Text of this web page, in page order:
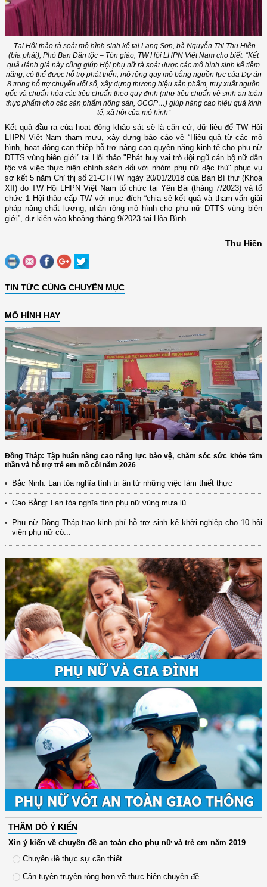
Tại Hội thảo rà soát mô hình sinh kế tại Lạng Sơn, bà Nguyễn Thị Thu Hiền
(bìa phải), Phó Ban Dân tộc – Tôn giáo, TW Hội LHPN Việt Nam cho biết: “Kết
quả đánh giá này cũng giúp Hội phụ nữ rà soát được các mô hình sinh kế tiềm
năng, có thể được hỗ trợ phát triển, mở rộng quy mô bằng nguồn lực của Dự án
8 trong hỗ trợ chuyển đổi số, xây dựng thương hiệu sản phẩm, truy xuất nguồn
gốc và chuẩn hóa các tiêu chuẩn theo quy định (như tiêu chuẩn vệ sinh an toàn
thực phẩm cho các sản phẩm nông sản, OCOP…) giúp nâng cao hiệu quả kinh
tế, xã hội của mô hình”
Kết quả đầu ra của hoạt động khảo sát sẽ là căn cứ, dữ liệu để TW Hội
LHPN Việt Nam tham mưu, xây dựng báo cáo về “Hiệu quả từ các mô
hình, hoạt động can thiệp hỗ trợ nâng cao quyền năng kinh tế cho phụ nữ
DTTS vùng biên giới” tại Hội thảo "Phát huy vai trò đội ngũ cán bộ nữ dân
tộc và việc thực hiện chính sách đối với nhóm phụ nữ đặc thù" phục vụ
sơ kết 5 năm Chỉ thị số 21-CT/TW ngày 20/01/2018 của Ban Bí thư (Khoá
XII) do TW Hội LHPN Việt Nam tổ chức tại Yên Bái (tháng 7/2023) và tổ
chức 1 Hội thảo cấp TW với mục đích “chia sẻ kết quả và tham vấn giải
pháp nâng chất lượng, nhân rộng mô hình cho phụ nữ DTTS vùng biên
giới”, dự kiến vào khoảng tháng 9/2023 tại Hòa Bình.
Thu Hiền
TIN TỨC CÙNG CHUYÊN MỤC
MÔ HÌNH HAY
Đồng Tháp: Tập huấn nâng cao năng lực bảo vệ, chăm sóc sức khỏe tâm
thần và hỗ trợ trẻ em mồ côi năm 2026
Bắc Ninh: Lan tỏa nghĩa tình tri ân từ những việc làm thiết thực
Cao Bằng: Lan tỏa nghĩa tình phụ nữ vùng mưa lũ
Phụ nữ Đồng Tháp trao kinh phí hỗ trợ sinh kế khởi nghiệp cho 10 hội
viên phụ nữ có...
THĂM DÒ Ý KIẾN
Xin ý kiến về chuyên đề an toàn cho phụ nữ và trẻ em năm 2019
Chuyên đề thực sự cần thiết
Cần tuyên truyền rộng hơn về thực hiện chuyên đề